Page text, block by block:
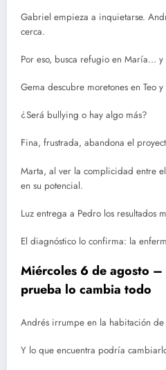
Gabriel empieza a inquietarse.
cerca.
Por eso, busca refugio en María… y
Gema descubre moretones en Teo
¿Será bullying o hay algo más?
Fina, frustrada, abandona el
Marta, al ver la complicidad entre
en su potencial.
Luz entrega a Pedro los resultados
El diagnóstico lo confirma: la
Miércoles 6 de agosto
prueba lo cambia todo
Andrés irrumpe en la habitación
Y lo que encuentra podría